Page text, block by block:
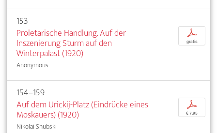
153
Proletarische Handlung. Auf der
Inszenierung Sturm auf den
Winterpalast (1920)
Anonymous
p
gratis
154–159
Auf dem Urickij-Platz (Eindrücke eines
Moskauers) (1920)
Nikolai Shubski
p
€ 7,95